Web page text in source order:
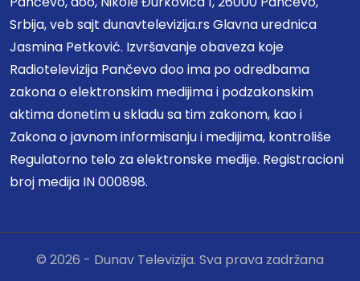
Srbija, veb sajt dunavtelevizija.rs Glavna urednica
Jasmina Petković. Izvršavanje obaveza koje
Radiotelevizija Pančevo doo ima po odredbama
zakona o elektronskim medijima i podzakonskim
aktima donetim u skladu sa tim zakonom, kao i
Zakona o javnom informisanju i medijima, kontroliše
Regulatorno telo za elektronske medije. Registracioni
broj medija IN 000898.
© 2026 - Dunav Televizija. Sva prava zadržana